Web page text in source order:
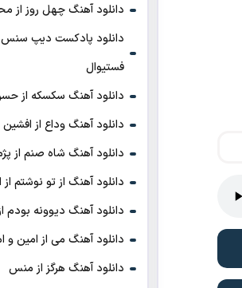
دانلود آهنگ چهل روز
فستيوال
دانلود آهنگ سکسکه از
دانلود آهنگ وداع از
دانلود آهنگ شاه صنم از
دانلود آهنگ از تو نوشتم
دانلود آهنگ دیوونه
دانلود آهنگ می از امین و
دانلود آهنگ هرگز از منس